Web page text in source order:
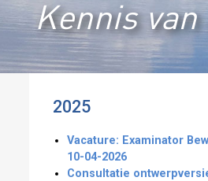
Kennis
2025
Vacature: Examinator
10-04-2026
Consultatie